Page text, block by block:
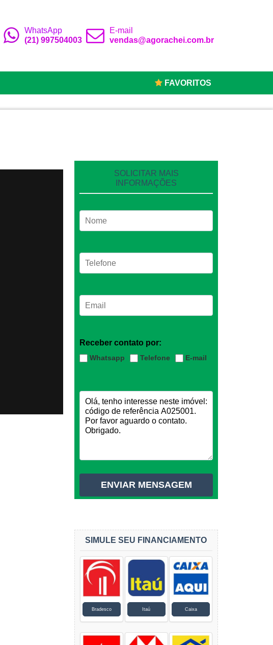
WhatsApp
(21) 997504003
E-mail
vendas@agorachei.com.br
FAVORITOS
SOLICITAR MAIS
INFORMAÇÕES
Receber contato por:
Whatsapp Telefone E-mail
SIMULE SEU FINANCIAMENTO
Bradesco Itaú Caixa